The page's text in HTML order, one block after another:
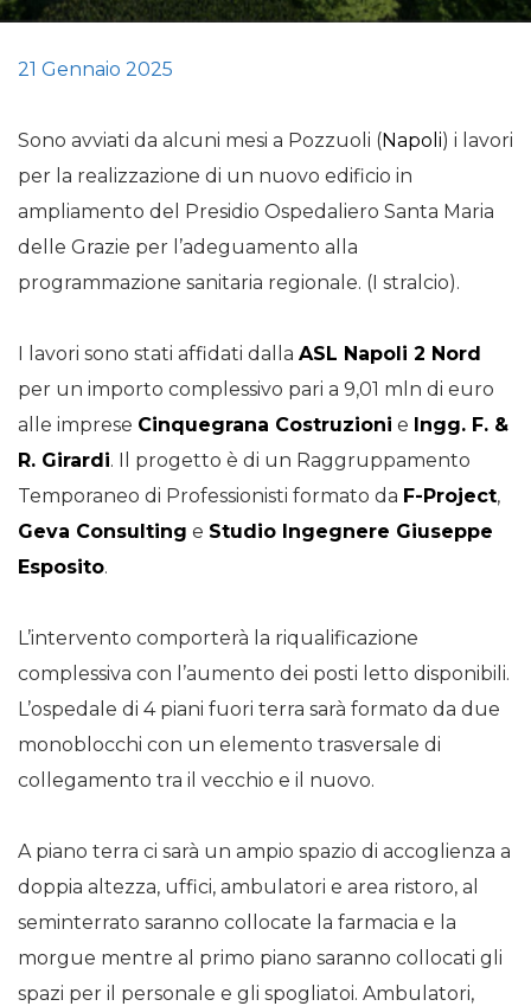
21 Gennaio 2025
Sono avviati da alcuni mesi a Pozzuoli (Napoli) i lavori
per la realizzazione di un nuovo edificio in
ampliamento del Presidio Ospedaliero Santa Maria
delle Grazie per l’adeguamento alla
programmazione sanitaria regionale. (I stralcio).
I lavori sono stati affidati dalla ASL Napoli 2 Nord
per un importo complessivo pari a 9,01 mln di euro
alle imprese Cinquegrana Costruzioni e Ingg. F. &
R. Girardi. Il progetto è di un Raggruppamento
Temporaneo di Professionisti formato da F-Project,
Geva Consulting e Studio Ingegnere Giuseppe
Esposito.
L’intervento comporterà la riqualificazione
complessiva con l’aumento dei posti letto disponibili.
L’ospedale di 4 piani fuori terra sarà formato da due
monoblocchi con un elemento trasversale di
collegamento tra il vecchio e il nuovo.
A piano terra ci sarà un ampio spazio di accoglienza a
doppia altezza, uffici, ambulatori e area ristoro, al
seminterrato saranno collocate la farmacia e la
morgue mentre al primo piano saranno collocati gli
spazi per il personale e gli spogliatoi. Ambulatori,